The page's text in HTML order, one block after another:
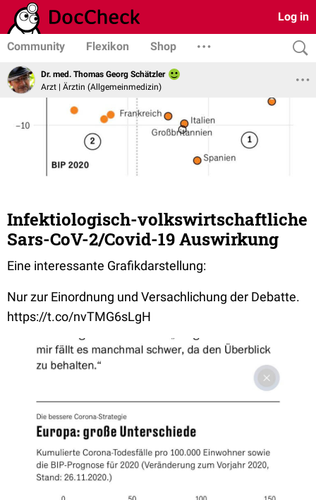
Log in
Community Flexikon Shop
Dr. med. Thomas Georg Schätzler
Arzt | Ärztin (Allgemeinmedizin)
Infektiologisch-volkswirtschaftliche
Sars-CoV-2/Covid-19 Auswirkung
Eine interessante Grafikdarstellung:
Nur zur Einordnung und Versachlichung der Debatte.
https://t.co/nvTMG6sLgH